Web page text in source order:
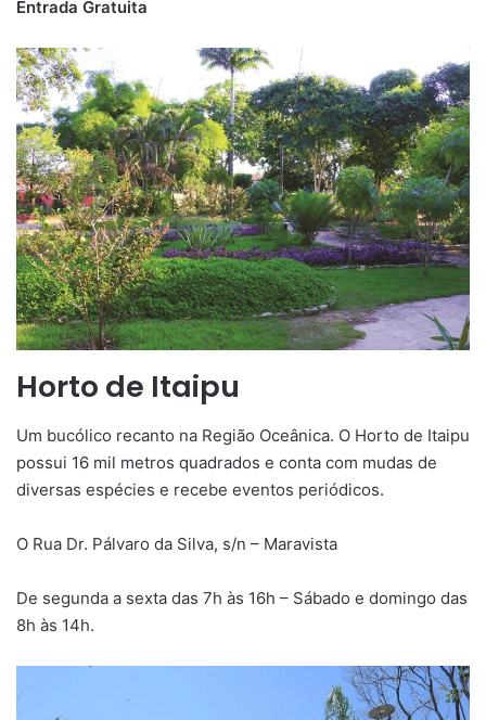
Entrada Gratuita
Horto de Itaipu
Um bucólico recanto na Região Oceânica. O Horto de Itaipu
possui 16 mil metros quadrados e conta com mudas de
diversas espécies e recebe eventos periódicos.
O Rua Dr. Pálvaro da Silva, s/n – Maravista
De segunda a sexta das 7h às 16h – Sábado e domingo das
8h às 14h.